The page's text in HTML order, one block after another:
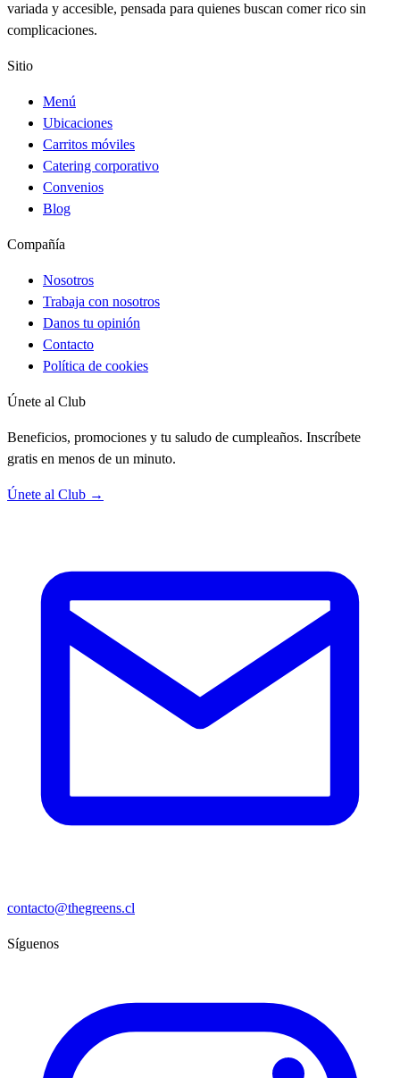
variada y accesible, pensada para quienes buscan comer rico sin
complicaciones.
Sitio
Menú
Ubicaciones
Carritos móviles
Catering corporativo
Convenios
Blog
Compañía
Nosotros
Trabaja con nosotros
Danos tu opinión
Contacto
Política de cookies
Únete al Club
Beneficios, promociones y tu saludo de cumpleaños. Inscríbete
gratis en menos de un minuto.
Únete al Club →
contacto@thegreens.cl
Síguenos